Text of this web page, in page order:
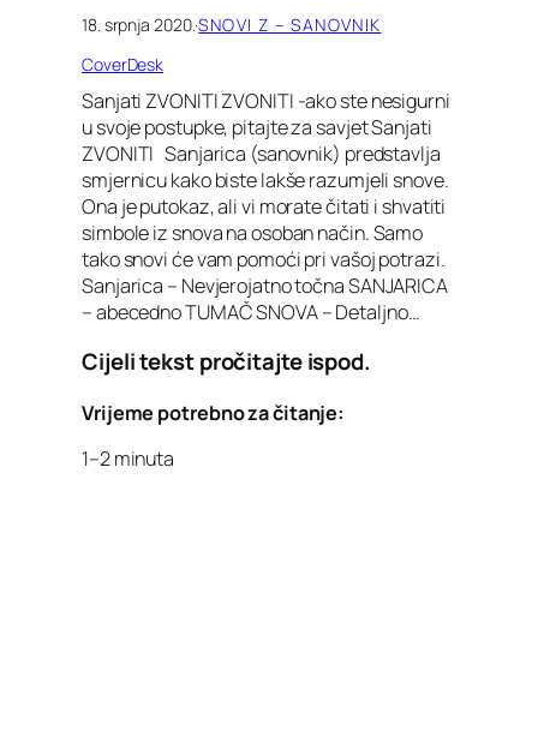
18. srpnja 2020.·SNOVI Z – SANOVNIK
CoverDesk
Sanjati ZVONITI ZVONITI -ako ste nesigurni
u svoje postupke, pitajte za savjet Sanjati
ZVONITI Sanjarica (sanovnik) predstavlja
smjernicu kako biste lakše razumjeli snove.
Ona je putokaz, ali vi morate čitati i shvatiti
simbole iz snova na osoban način. Samo
tako snovi će vam pomoći pri vašoj potrazi.
Sanjarica – Nevjerojatno točna SANJARICA
– abecedno TUMAČ SNOVA – Detaljno…
Cijeli tekst pročitajte ispod.
Vrijeme potrebno za čitanje:
1–2 minuta